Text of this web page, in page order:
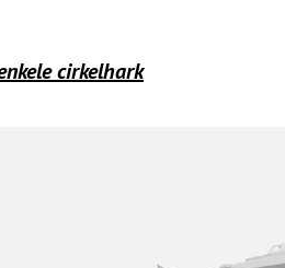
cirkelhark